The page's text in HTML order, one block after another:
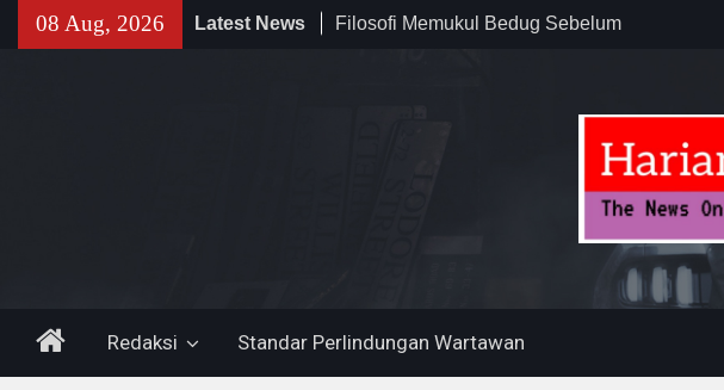
08 Aug, 2026 Latest News
Filosofi Memukul Bedug Sebelum
Narkoba di Sekolah Kebayoran
Lama, DPR Minta Diusut Tuntas
HomeRedaksi Standar Perlindungan Wartawan